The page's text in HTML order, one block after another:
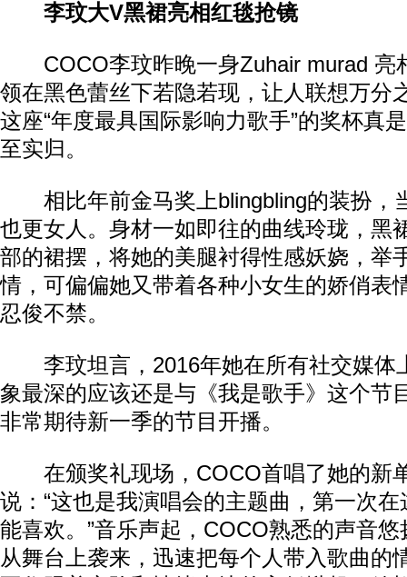
李玟大V黑裙亮相红毯抢镜
COCO李玟昨晚一身Zuhair murad 亮
领在黑色蕾丝下若隐若现，让人联想万分
这座“年度最具国际影响力歌手”的奖杯真
至实归。
相比年前金马奖上blingbling的装扮，
也更女人。身材一如即往的曲线玲珑，黑
部的裙摆，将她的美腿衬得性感妖娆，举
情，可偏偏她又带着各种小女生的娇俏表
忍俊不禁。
李玟坦言，2016年她在所有社交媒体
象最深的应该还是与《我是歌手》这个节
非常期待新一季的节目开播。
在颁奖礼现场，COCO首唱了她的新
说：“这也是我演唱会的主题曲，第一次
能喜欢。”音乐声起，COCO熟悉的声音
从舞台上袭来，迅速把每个人带入歌曲的